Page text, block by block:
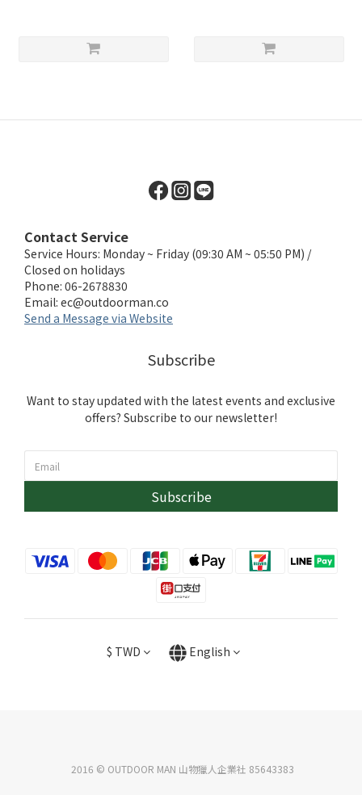
Contact Service
Service Hours: Monday ~ Friday (09:30 AM ~ 05:50 PM) /
Closed on holidays
Phone: 06-2678830
Email: ec@outdoorman.co
Send a Message via Website
Subscribe
Want to stay updated with the latest events and exclusive
offers? Subscribe to our newsletter!
Subscribe
$ TWD English
2016 © OUTDOOR MAN 山物獵人企業社 85643383